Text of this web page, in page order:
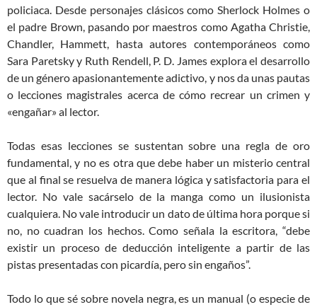
policiaca. Desde personajes clásicos como Sherlock Holmes o
el padre Brown, pasando por maestros como Agatha Christie,
Chandler, Hammett, hasta autores contemporáneos como
Sara Paretsky y Ruth Rendell, P. D. James explora el desarrollo
de un género apasionantemente adictivo, y nos da unas pautas
o lecciones magistrales acerca de cómo recrear un crimen y
«engañar» al lector.
Todas esas lecciones se sustentan sobre una regla de oro
fundamental, y no es otra que debe haber un misterio central
que al final se resuelva de manera lógica y satisfactoria para el
lector. No vale sacárselo de la manga como un ilusionista
cualquiera. No vale introducir un dato de última hora porque si
no, no cuadran los hechos. Como señala la escritora, “debe
existir un proceso de deducción inteligente a partir de las
pistas presentadas con picardía, pero sin engaños”.
Todo lo que sé sobre novela negra, es un manual (o especie de